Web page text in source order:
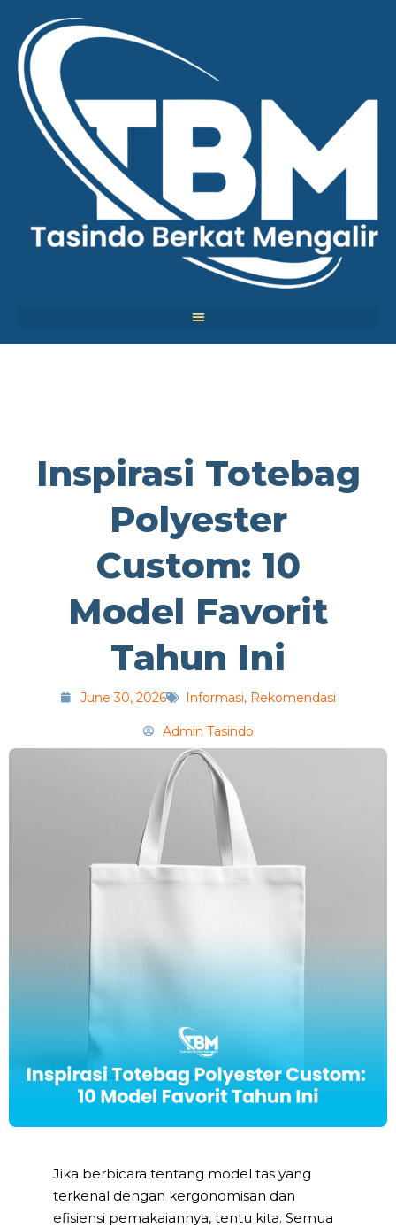
Inspirasi Totebag
Polyester
Custom: 10
Model Favorit
Tahun Ini
June 30, 2026 Informasi, Rekomendasi
Admin Tasindo
Jika berbicara tentang model tas yang
terkenal dengan kergonomisan dan
efisiensi pemakaiannya, tentu kita. Semua